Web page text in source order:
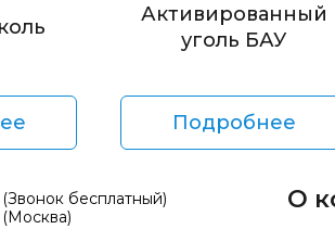
Активированный
уголь БАУ
Подробнее
бесплатный)
О